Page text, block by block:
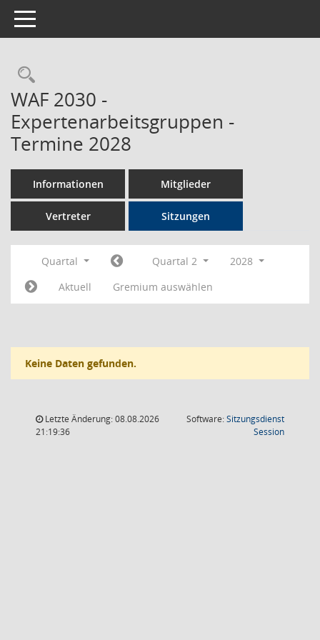
Toggle navigation
Rechercheauswahl
WAF 2030 -
Expertenarbeitsgruppen -
Termine 2028
Informationen Mitglieder
Vertreter Sitzungen
Quartal Quartal 2
2028
Aktuell
Gremium auswählen
Keine Daten gefunden.
Letzte Änderung: 08.08.2026
21:19:36
Software:Sitzungsdienst
Session(Wird in